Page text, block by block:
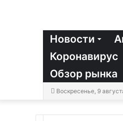
Новости
Коронавирус
Обзор рынка
Воскресенье, 9